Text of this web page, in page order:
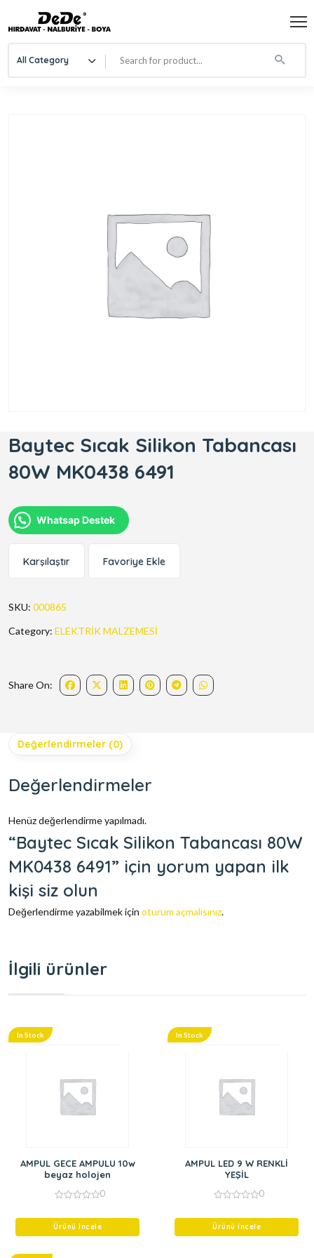
All Category
Baytec Sıcak Silikon Tabancası
80W MK0438 6491
Whatsap Destek
Karşılaştır Favoriye Ekle
SKU: 000865
Category: ELEKTRİK MALZEMESİ
Share On:
Değerlendirmeler (0)
Değerlendirmeler
Henüz değerlendirme yapılmadı.
“Baytec Sıcak Silikon Tabancası 80W
MK0438 6491” için yorum yapan ilk
kişi siz olun
Değerlendirme yazabilmek için oturum açmalısınız.
İlgili ürünler
In Stock
AMPUL GECE AMPULU 10w
beyaz holojen
of
0
Ürünü İncele
In Stock
AMPUL LED 9 W RENKLİ
YEŞİL
of
0
Ürünü İncele